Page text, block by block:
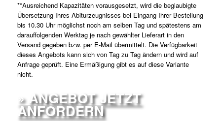
**Ausreichend Kapazitäten vorausgesetzt, wird die beglaubigte
Übersetzung Ihres Abiturzeugnisses bei Eingang Ihrer Bestellung
bis 10.30 Uhr möglichst noch am selben Tag und spätestens am
darauffolgenden Werktag je nach gewählter Lieferart in den
Versand gegeben bzw. per E-Mail übermittelt. Die Verfügbarkeit
dieses Angebots kann sich von Tag zu Tag ändern und wird auf
Anfrage geprüft. Eine Ermäßigung gibt es auf diese Variante
nicht.
» ANGEBOT JETZT
ANFORDERN